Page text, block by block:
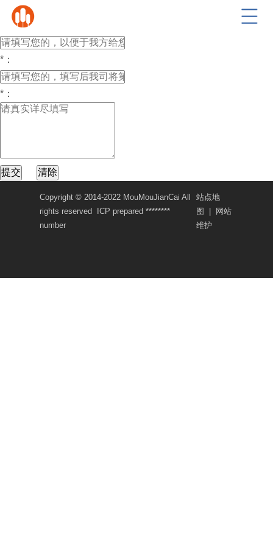
您的位置：
：
* ：
* ：
提交 清除
Copyright © 2014-2022 MouMouJianCai All
rights reserved
ICP prepared ********
number
站点地
图
网站
维护